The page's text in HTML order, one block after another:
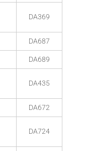
DA369
DA687
DA689
DA435
DA672
DA724